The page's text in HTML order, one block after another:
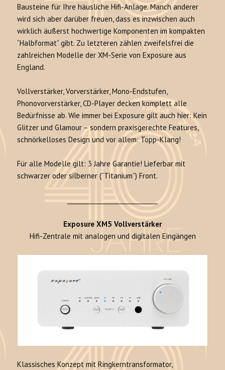
Bausteine für Ihre häusliche Hifi-Anlage. Manch anderer
wird sich aber darüber freuen, dass es inzwischen auch
wirklich äußerst hochwertige Komponenten im kompakten
“Halbformat” gibt. Zu letzteren zählen zweifelsfrei die
zahlreichen Modelle der XM-Serie von Exposure aus
England.
Vollverstärker, Vorverstärker, Mono-Endstufen,
Phonovorverstärker, CD-Player decken komplett alle
Bedürfnisse ab. Wie immer bei Exposure gilt auch hier: Kein
Glitzer und Glamour – sondern praxisgerechte Features,
schnörkelloses Design und vor allem: Topp-Klang!
Für alle Modelle gilt: 3 Jahre Garantie! Lieferbar mit
schwarzer oder silberner (“Titanium”) Front.
______________________________
Exposure XM5 Vollverstärker
Hifi-Zentrale mit analogen und digitalen Eingängen
Klassisches Konzept mit Ringkerntransformator,